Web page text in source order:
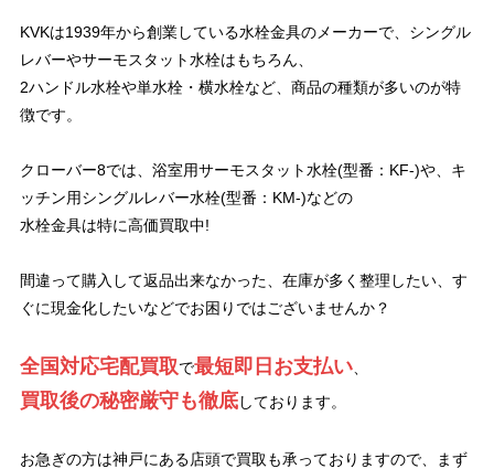
KVKは1939年から創業している水栓金具のメーカーで、シングル
レバーやサーモスタット水栓はもちろん、
2ハンドル水栓や単水栓・横水栓など、商品の種類が多いのが特
徴です。
クローバー8では、浴室用サーモスタット水栓(型番：KF-)や、キ
ッチン用シングルレバー水栓(型番：KM-)などの
水栓金具は特に高価買取中!
間違って購入して返品出来なかった、在庫が多く整理したい、す
ぐに現金化したいなどでお困りではございませんか？
全国対応宅配買取で最短即日お支払い、
買取後の秘密厳守も徹底しております。
お急ぎの方は神戸にある店頭で買取も承っておりますので、まず